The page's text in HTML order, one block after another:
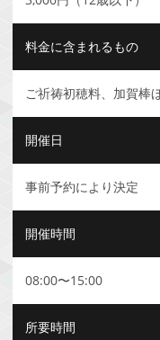
料金に含まれるもの
ご祈祷初穂料、加賀棒
開催日
事前予約により決定
開催時間
08:00〜15:00
所要時間